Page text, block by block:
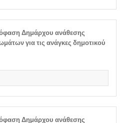
Δημάρχου ανάθεσης
για τις ανάγκες δημοτικού
Δημάρχου ανάθεσης